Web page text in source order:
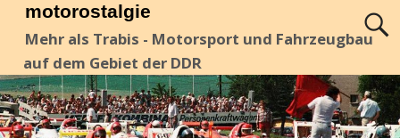
motorostalgie
Mehr als Trabis - Motorsport und Fahrzeugbau
auf dem Gebiet der DDR